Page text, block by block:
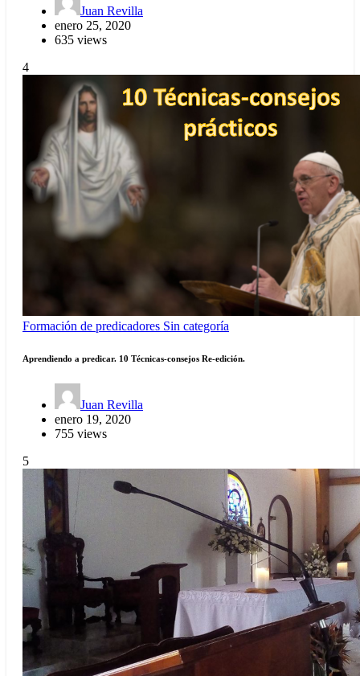
Juan Revilla
enero 25, 2020
635 views
4
Formación de predicadores Sin categoría
Aprendiendo a predicar. 10 Técnicas-consejos Re-edición.
Juan Revilla
enero 19, 2020
755 views
5